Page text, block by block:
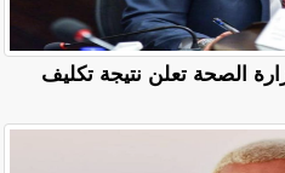
الصحة تعلن نتيجة تكليف